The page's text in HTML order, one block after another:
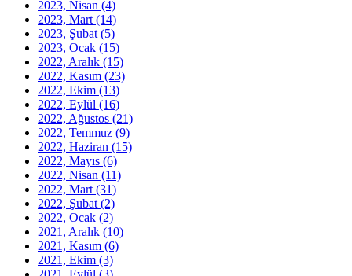
2023, Nisan (4)
2023, Mart (14)
2023, Şubat (5)
2023, Ocak (15)
2022, Aralık (15)
2022, Kasım (23)
2022, Ekim (13)
2022, Eylül (16)
2022, Ağustos (21)
2022, Temmuz (9)
2022, Haziran (15)
2022, Mayıs (6)
2022, Nisan (11)
2022, Mart (31)
2022, Şubat (2)
2022, Ocak (2)
2021, Aralık (10)
2021, Kasım (6)
2021, Ekim (3)